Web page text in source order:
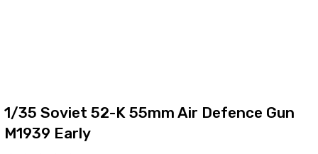
1/35 Soviet 52-K 55mm Air Defence Gun
M1939 Early